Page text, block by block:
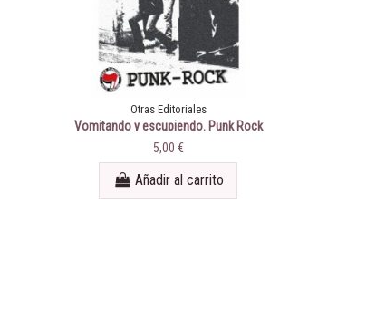
Otras Editoriales
Vomitando y escupiendo. Punk Rock
Jarraitzen Dugu
5,00 €
Añadir al carrito